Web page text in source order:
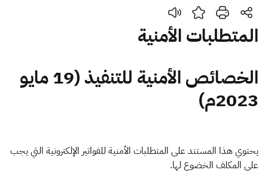
بحث
اقتراحات
المتطلبات الأمنية
​​​​​​الخصائص الأمنية للتنفيذ​ (19 مايو
2023م)
يحتوي هذا المستند على المتطلبات الأمنية للفواتير الإلكترونية التي يجب
على المكلف الخضوع لها.